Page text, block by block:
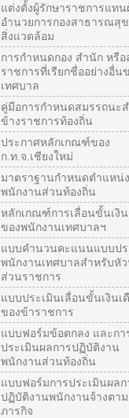
แต่งตั้งผู้รักษาราชการแทน
อำนวยการกองสาธารณสุ
สิ่งแวดล้อม
การกำหนดกอง สำนัก หรือ
ราชการที่เรียกชื่ออย่างอื่น
เทศบาล
คู่มือการกำหนดสมรรถนะ
ข้างราชการท้องถิ่น
ประกาศหลักเกณฑ์ของ
ก.ท.จ.เชียงใหม่
มาตราฐานกำหนดตำแหน่ง
พนักงานส่วนท้องถิ่น
หลักเกณฑ์การเลื่อนขั้นเงิน
ของพนักงานเทศบาลฯ
แบบคำนวนคะแนนแบบปร
พนักงานเทศบาลสำหรับหั
ส่วนราชการ
แบบประเมินเลื่อนขั้นเงินเ
ของข้าราชการ
แบบฟอร์มข้อตกลง และกา
ประเมินผลการปฏิบัติงาน
พนักงานส่วนท้องถิ่น
แบบฟอร์มการประเมินผลก
ปฏิบัติงานพนักงานจ้างตาม
ภารกิจ